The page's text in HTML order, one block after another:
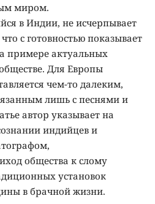
миром.
в Индии, не исчерпывает
с готовностью показывает
примере актуальных
Для Европы
чем-то далеким,
лишь с песнями и
автор указывает на
индийцев и
общества к слому
установок
в брачной жизни.